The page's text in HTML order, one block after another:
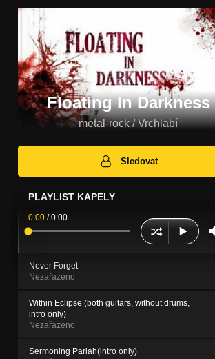
Floating In Darkness
metal-rock / Vrchlabí
Sledovat
PLAYLIST KAPELY
0:00 /0:00
Never Forget
Nezařazeno
Within Eclipse (both guitars, without drums,
intro only)
Nezařazeno
Sermoning Pariah(intro only)